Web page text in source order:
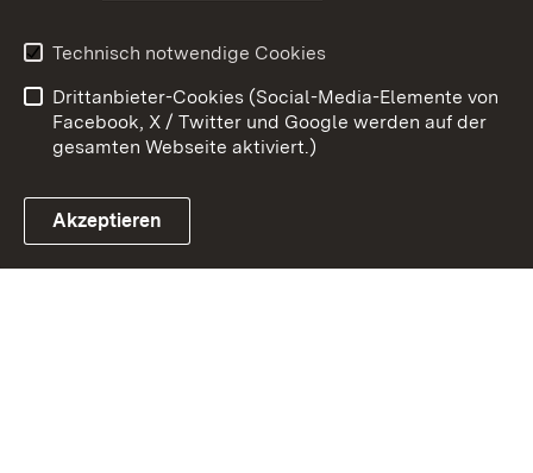
Link zum Landesportal
Datenschutz
Barrierefreiheit
Impressum
Cookies
Technisch notwendige Cookies
Drittanbieter-Cookies (Social-Media-Elemente von
Facebook, X / Twitter und Google werden auf der
gesamten Webseite aktiviert.)
Akzeptieren